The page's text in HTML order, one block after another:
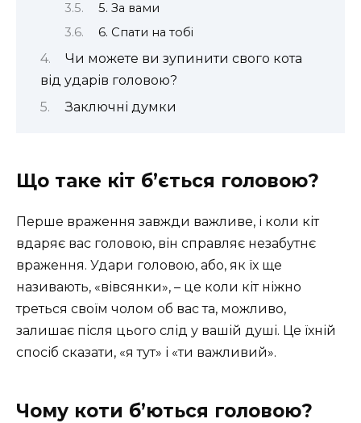
5. За вами
6. Спати на тобі
Чи можете ви зупинити свого кота
від ударів головою?
Заключні думки
Що таке кіт б’ється головою?
Перше враження завжди важливе, і коли кіт
вдаряє вас головою, він справляє незабутнє
враження. Удари головою, або, як їх ще
називають, «вівсянки», – це коли кіт ніжно
треться своїм чолом об вас та, можливо,
залишає після цього слід у вашій душі. Це їхній
спосіб сказати, «я тут» і «ти важливий».
Чому коти б’ються головою?